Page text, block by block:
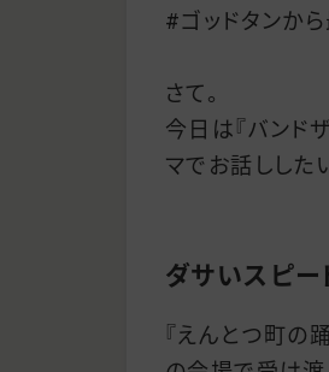
#ゴッドタンか
さて。
今日は『バンド
マでお話しした
ダサいスピー
『えんとつ町の